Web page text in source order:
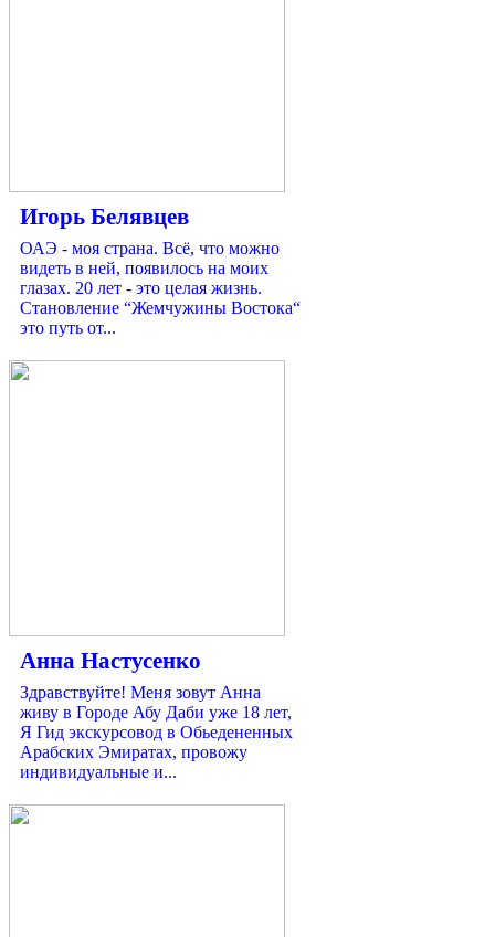
Игорь Белявцев
ОАЭ - моя страна. Всё, что можно
видеть в ней, появилось на моих
глазах. 20 лет - это целая жизнь.
Становление “Жемчужины Востока“
это путь от...
Анна Настусенко
Здравствуйте! Меня зовут Анна
живу в Городе Абу Даби уже 18 лет,
Я Гид экскурсовод в Обьедененных
Арабских Эмиратах, провожу
индивидуальные и...